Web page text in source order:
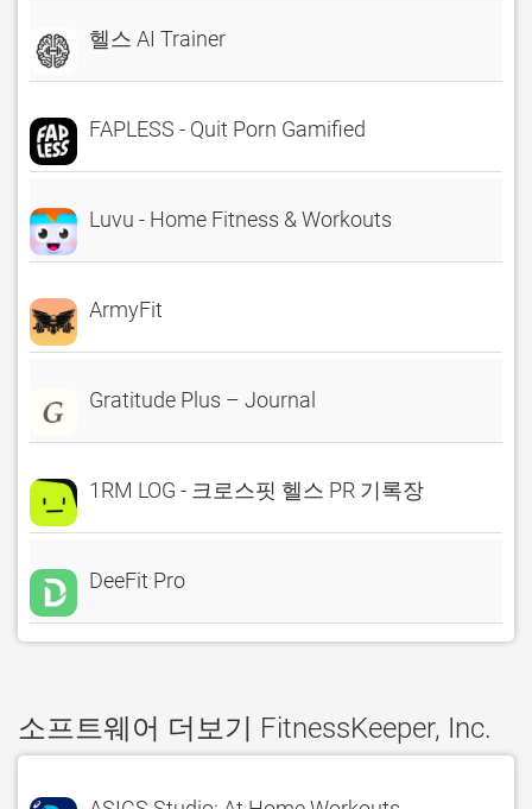
헬스 AI Trainer
FAPLESS - Quit Porn Gamified
Luvu - Home Fitness & Workouts
ArmyFit
Gratitude Plus – Journal
1RM LOG - 크로스핏 헬스 PR 기록장
DeeFit Pro
소프트웨어 더보기 FitnessKeeper, Inc.